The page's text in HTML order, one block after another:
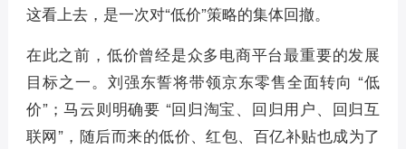
这看上去，是一次对“低价”策略的集体回撤。
在此之前，低价曾经是众多电商平台最重要的发展
目标之一。刘强东誓将带领京东零售全面转向 “低
价”；马云则明确要 “回归淘宝、回归用户、回归互
联网”，随后而来的低价、红包、百亿补贴也成为了